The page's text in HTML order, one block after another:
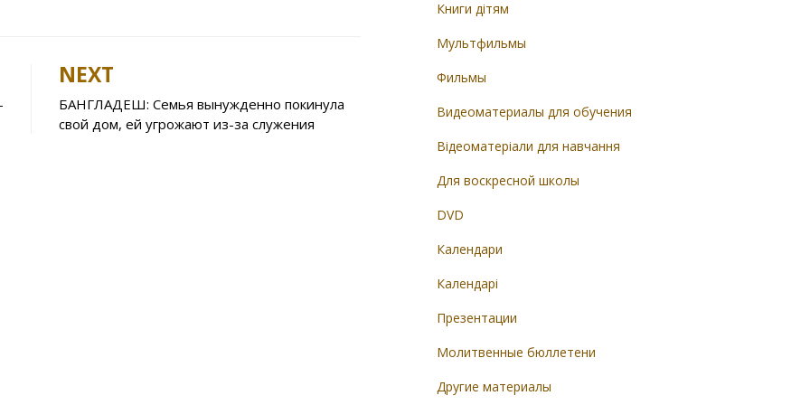
e
NEXT
БАНГЛАДЕШ: Семья вынужденно покинула
свой дом, ей угрожают из-за служения
Книги дітям
Мультфильмы
Фильмы
Видеоматериалы для обучения
Відеоматеріали для навчання
Для воскресной школы
DVD
Календари
Календарі
Презентации
Молитвенные бюллетени
Другие материалы